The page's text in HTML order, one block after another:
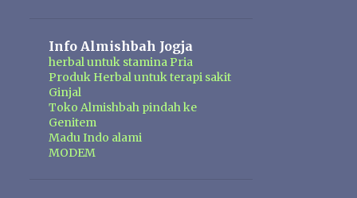
Info Almishbah Jogja
herbal untuk stamina Pria
Produk Herbal untuk terapi sakit
Ginjal
Toko Almishbah pindah ke
Genitem
Madu Indo alami
MODEM